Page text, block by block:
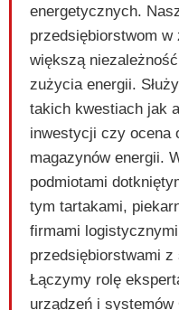
energetycznych.
przedsiębiorstwom w
większą
zużycia energii.
takich kwestiach jak
inwestycji czy ocena
magazynów energii.
podmiotami
tym tartakami,
firmami
przedsiębiorstwami z
Łączymy rolę
urządzeń i systemów